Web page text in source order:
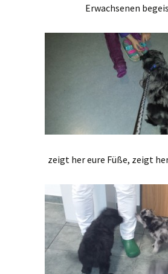
Erwachsenen
zeigt her eure Füße, zeigt